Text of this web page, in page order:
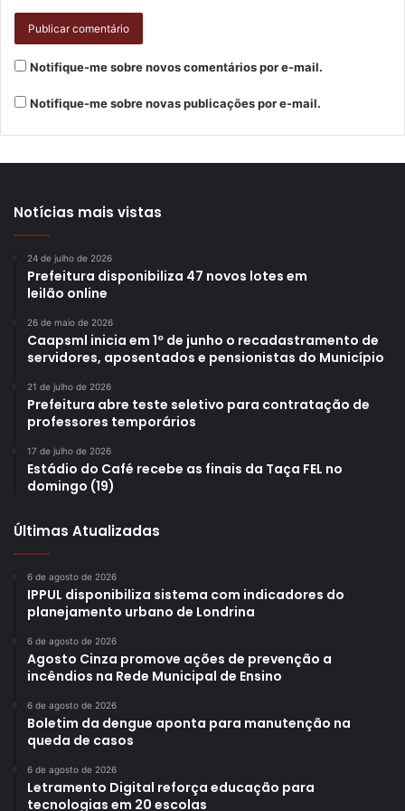
O diretor de Trânsito da CMTU, Renan Neves, acredita que
a realização do evento em Londrina fortalece o impacto
das ações do Maio Amarelo, alinhadas às necessidades do
município. “Os temas trazidos pela campanha, e na
palestra de hoje, são de grande relevância e refletem na
vida da população, tanto dos condutores quanto dos
que garantam mais mobilidade e segurança no trânsito.
Pela CMTU, recebemos bem ideias positivas como essa
mais conhecimento, trocando informações e aprimorando
os trabalhos. Essa integração com outras forças, com o
Estado, o Observatório Nacional, ajuda em um diálogo
produtivo, e a CMTU vem buscando aproveitar o máximo
possível as experiências ligadas ao sistema de trânsito,
pensando em otimizar a segurança urbana”, avaliou.
Notifique-me sobre novos comentários por e-mail.
Notifique-me sobre novas publicações por e-mail.
Notícias mais vistas
24 de julho de 2026
Prefeitura disponibiliza 47 novos lotes em
leilão online
26 de maio de 2026
Caapsml inicia em 1º de junho o recadastramento de
servidores, aposentados e pensionistas do Município
21 de julho de 2026
Prefeitura abre teste seletivo para contratação de
professores temporários
17 de julho de 2026
Estádio do Café recebe as finais da Taça FEL no
domingo (19)
Últimas Atualizadas
6 de agosto de 2026
IPPUL disponibiliza sistema com indicadores do
planejamento urbano de Londrina
6 de agosto de 2026
Agosto Cinza promove ações de prevenção a
incêndios na Rede Municipal de Ensino
6 de agosto de 2026
Boletim da dengue aponta para manutenção na
queda de casos
6 de agosto de 2026
Letramento Digital reforça educação para
tecnologias em 20 escolas